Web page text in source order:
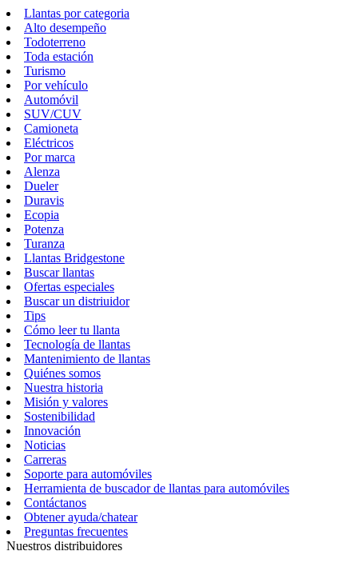
Llantas por categoria
Alto desempeño
Todoterreno
Toda estación
Turismo
Por vehículo
Automóvil
SUV/CUV
Camioneta
Eléctricos
Por marca
Alenza
Dueler
Duravis
Ecopia
Potenza
Turanza
Llantas Bridgestone
Buscar llantas
Ofertas especiales
Buscar un distriuidor
Tips
Cómo leer tu llanta
Tecnología de llantas
Mantenimiento de llantas
Quiénes somos
Nuestra historia
Misión y valores
Sostenibilidad
Innovación
Noticias
Carreras
Soporte para automóviles
Herramienta de buscador de llantas para automóviles
Contáctanos
Obtener ayuda/chatear
Preguntas frecuentes
Nuestros distribuidores